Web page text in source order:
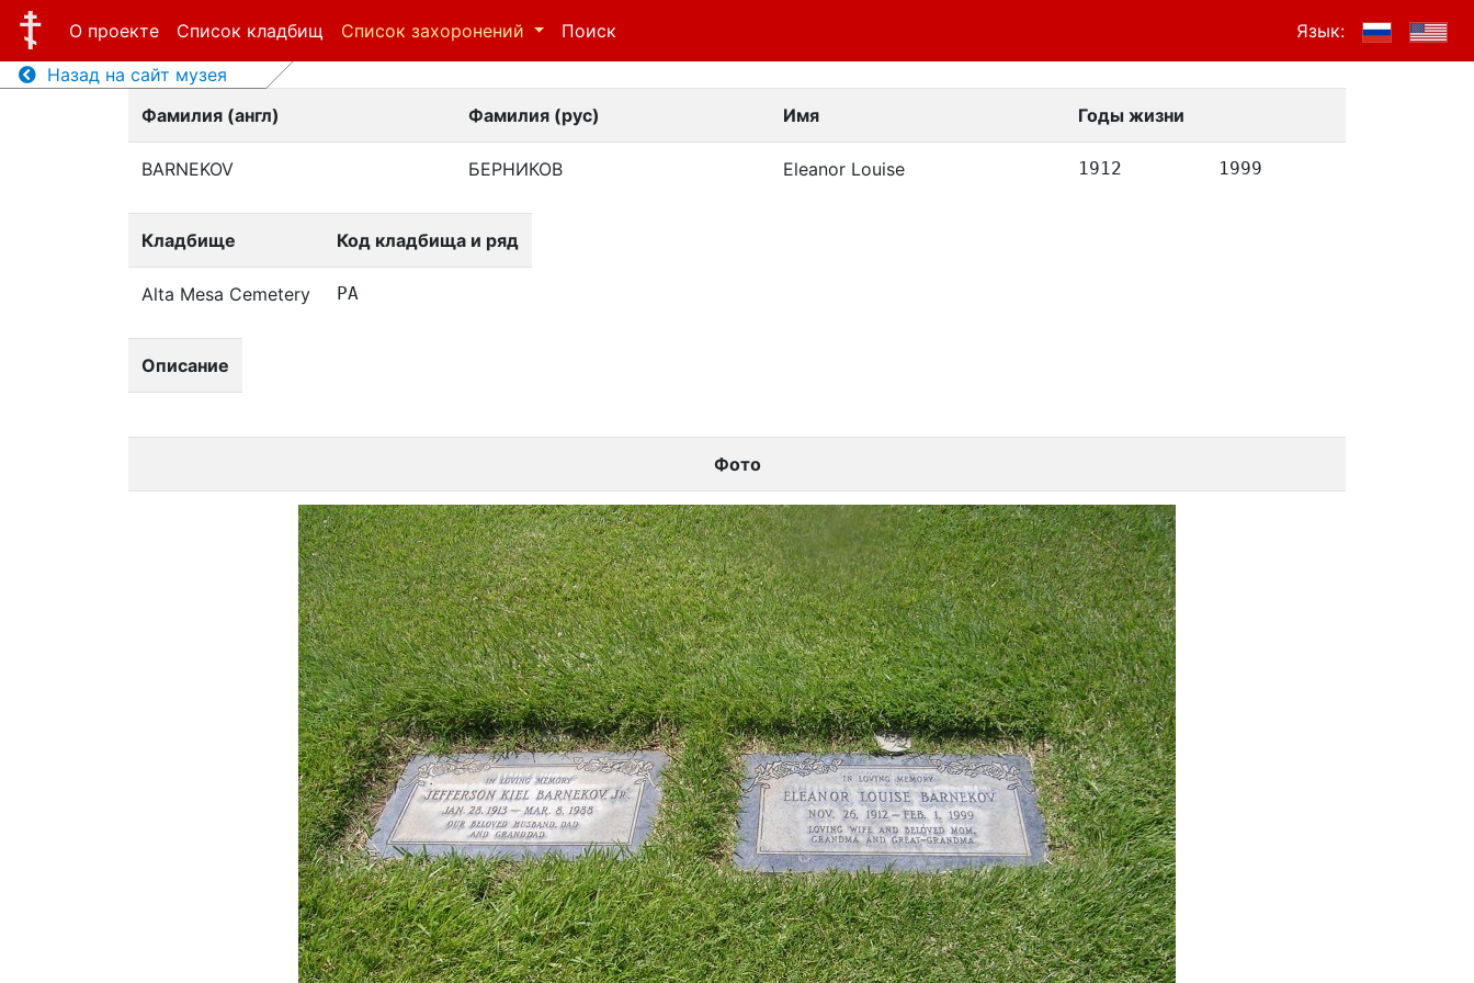
О проекте Список кладбищ Список захоронений Поиск
Язык:
Назад на сайт музея
Фамилия (англ)
Фамилия (рус) Имя Годы жизни
BARNEKOV БЕРНИКОВ Eleanor Louise 1912 1999
Кладбище Код кладбища и ряд
Alta Mesa Cemetery PA
Описание
Фото